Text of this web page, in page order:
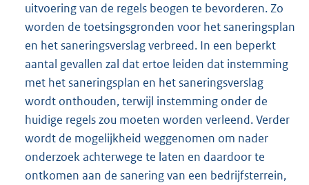
uitvoering van de regels beogen te bevorderen. Zo
worden de toetsingsgronden voor het saneringsplan
en het saneringsverslag verbreed. In een beperkt
aantal gevallen zal dat ertoe leiden dat instemming
met het saneringsplan en het saneringsverslag
wordt onthouden, terwijl instemming onder de
huidige regels zou moeten worden verleend. Verder
wordt de mogelijkheid weggenomen om nader
onderzoek achterwege te laten en daardoor te
ontkomen aan de sanering van een bedrijfsterrein,